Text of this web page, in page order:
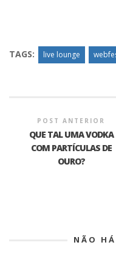
TAGS: live lounge
POST ANTERIOR
QUE TAL UMA VODKA
COM PARTÍCULAS DE
OURO?
NÃO